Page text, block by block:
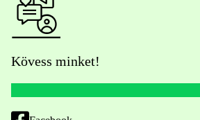
Kövess minket!